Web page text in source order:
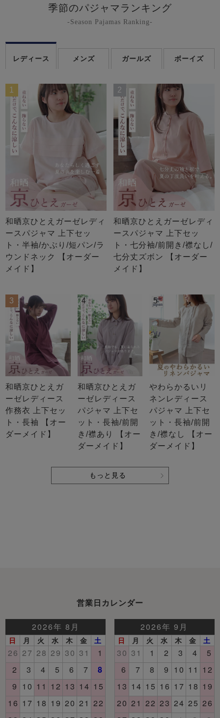
季節のパジャマランキング
-Season Pajamas Ranking-
レディース メンズ ガールズ ボーイズ
1
和晒京ひとえガーゼレディ
ースパジャマ 上下セッ
ト・半袖/かぶり/短パン/ラ
ウンドネック 【オーダー
メイド】
2
和晒京ひとえガーゼレディ
ースパジャマ 上下セッ
ト・七分袖/前開き/襟なし/
七分丈ズボン 【オーダー
メイド】
3
和晒京ひとえガ
ーゼレディース
作務衣 上下セッ
ト・長袖 【オー
ダーメイド】
4
和晒京ひとえガ
ーゼレディース
パジャマ 上下セ
ット・長袖/前開
き/襟あり 【オー
ダーメイド】
5
やわらかるいリ
ネンレディース
パジャマ 上下セ
ット・長袖/前開
き/襟なし 【オー
ダーメイド】
もっと見る
営業日カレンダー